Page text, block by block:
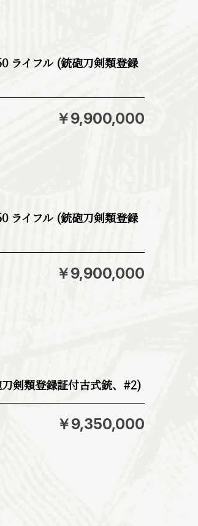
￥9,900,000
ライフル (銃砲刀剣類登録
￥9,900,000
ライフル (銃砲刀剣類登録
￥9,350,000
剣類登録証付古式銃、#2)